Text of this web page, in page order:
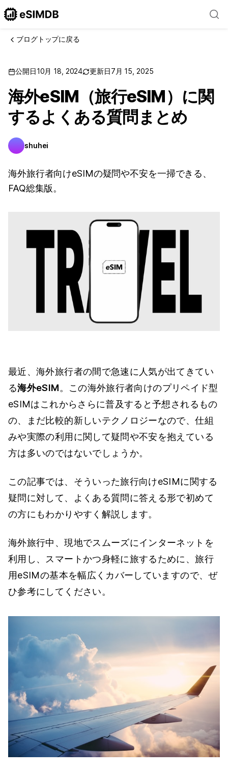
ブログトップに戻る
公開日10月 18, 2024 更新日7月 15, 2025
海外eSIM（旅行eSIM）に関
するよくある質問まとめ
shuhei
海外旅行者向けeSIMの疑問や不安を一掃できる、
FAQ総集版。
最近、海外旅行者の間で急速に人気が出てきてい
る海外eSIM。この海外旅行者向けのプリペイド型
eSIMはこれからさらに普及すると予想されるもの
の、まだ比較的新しいテクノロジーなので、仕組
みや実際の利用に関して疑問や不安を抱えている
方は多いのではないでしょうか。
この記事では、そういった旅行向けeSIMに関する
疑問に対して、よくある質問に答える形で初めて
の方にもわかりやすく解説します。
海外旅行中、現地でスムーズにインターネットを
利用し、スマートかつ身軽に旅するために、旅行
用eSIMの基本を幅広くカバーしていますので、ぜ
ひ参考にしてください。